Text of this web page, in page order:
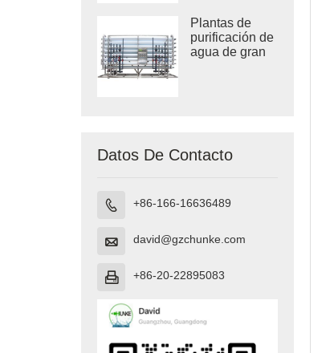
Plantas de
purificación de
agua de gran
Datos De Contacto
 +86-166-16636489
 david@gzchunke.com
 +86-20-22895083